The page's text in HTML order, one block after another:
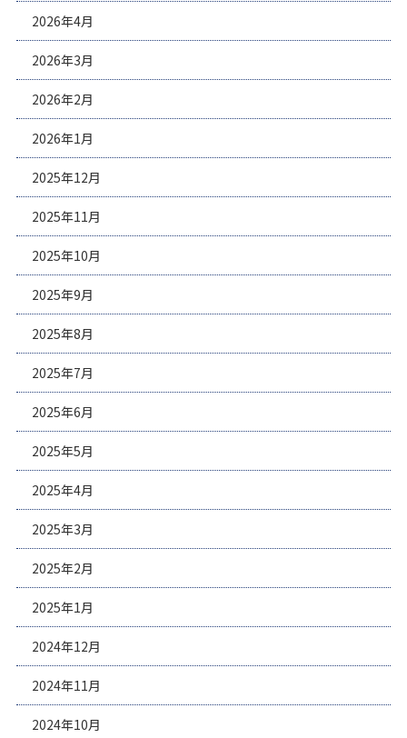
2026年4月
2026年3月
2026年2月
2026年1月
2025年12月
2025年11月
2025年10月
2025年9月
2025年8月
2025年7月
2025年6月
2025年5月
2025年4月
2025年3月
2025年2月
2025年1月
2024年12月
2024年11月
2024年10月